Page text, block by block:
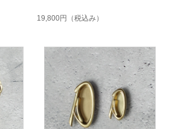
19,800円 （税込み）